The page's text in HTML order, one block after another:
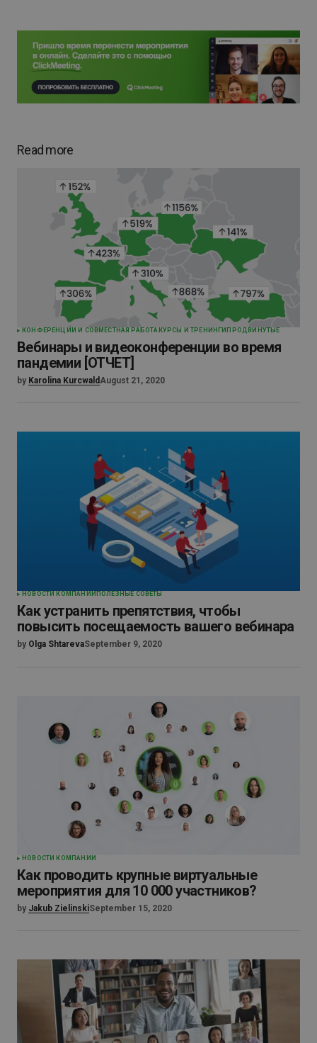
Read more
КОНФЕРЕНЦИИ И СОВМЕСТНАЯ РАБОТА КУРСЫ И ТРЕНИНГИ ПРОДВИНУТЫЕ
Вебинары и видеоконференции во время
пандемии [ОТЧЕТ]
by Karolina KurcwaldAugust 21, 2020
НОВОСТИ КОМПАНИИ ПОЛЕЗНЫЕ СОВЕТЫ
Как устранить препятствия, чтобы
повысить посещаемость вашего вебинара
by Olga ShtarevaSeptember 9, 2020
НОВОСТИ КОМПАНИИ
Как проводить крупные виртуальные
мероприятия для 10 000 участников?
by Jakub ZielinskiSeptember 15, 2020